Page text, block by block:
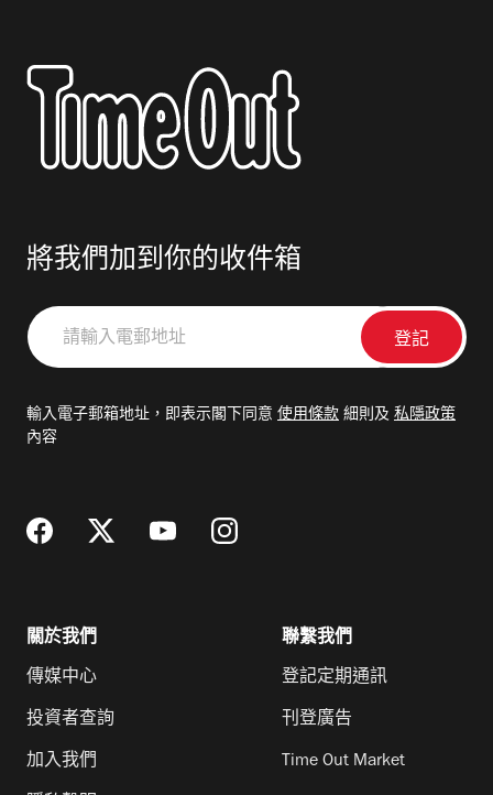
將我們加到你的收件箱
請
輸
郵
輸入電子郵箱地址，即表示閣下同意 使用條款 細則及 私隱政策
內容
關於我們
傳媒中心
投資者查詢
加入我們
聯繫我們
登記定期通訊
刊登廣告
Time Out Market